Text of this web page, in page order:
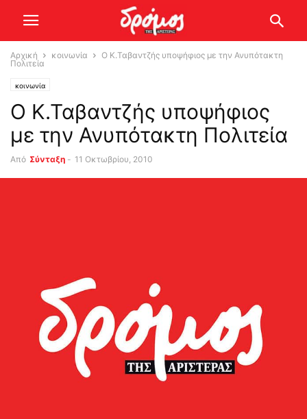
Αρχική κοινωνία
Ο Κ.Ταβαντζής υποψήφιος με την Ανυπότακτη
Πολιτεία
κοινωνία
Ο Κ.Ταβαντζής υποψήφιος
με την Ανυπότακτη Πολιτεία
Από Σύνταξη - 11 Οκτωβρίου, 2010